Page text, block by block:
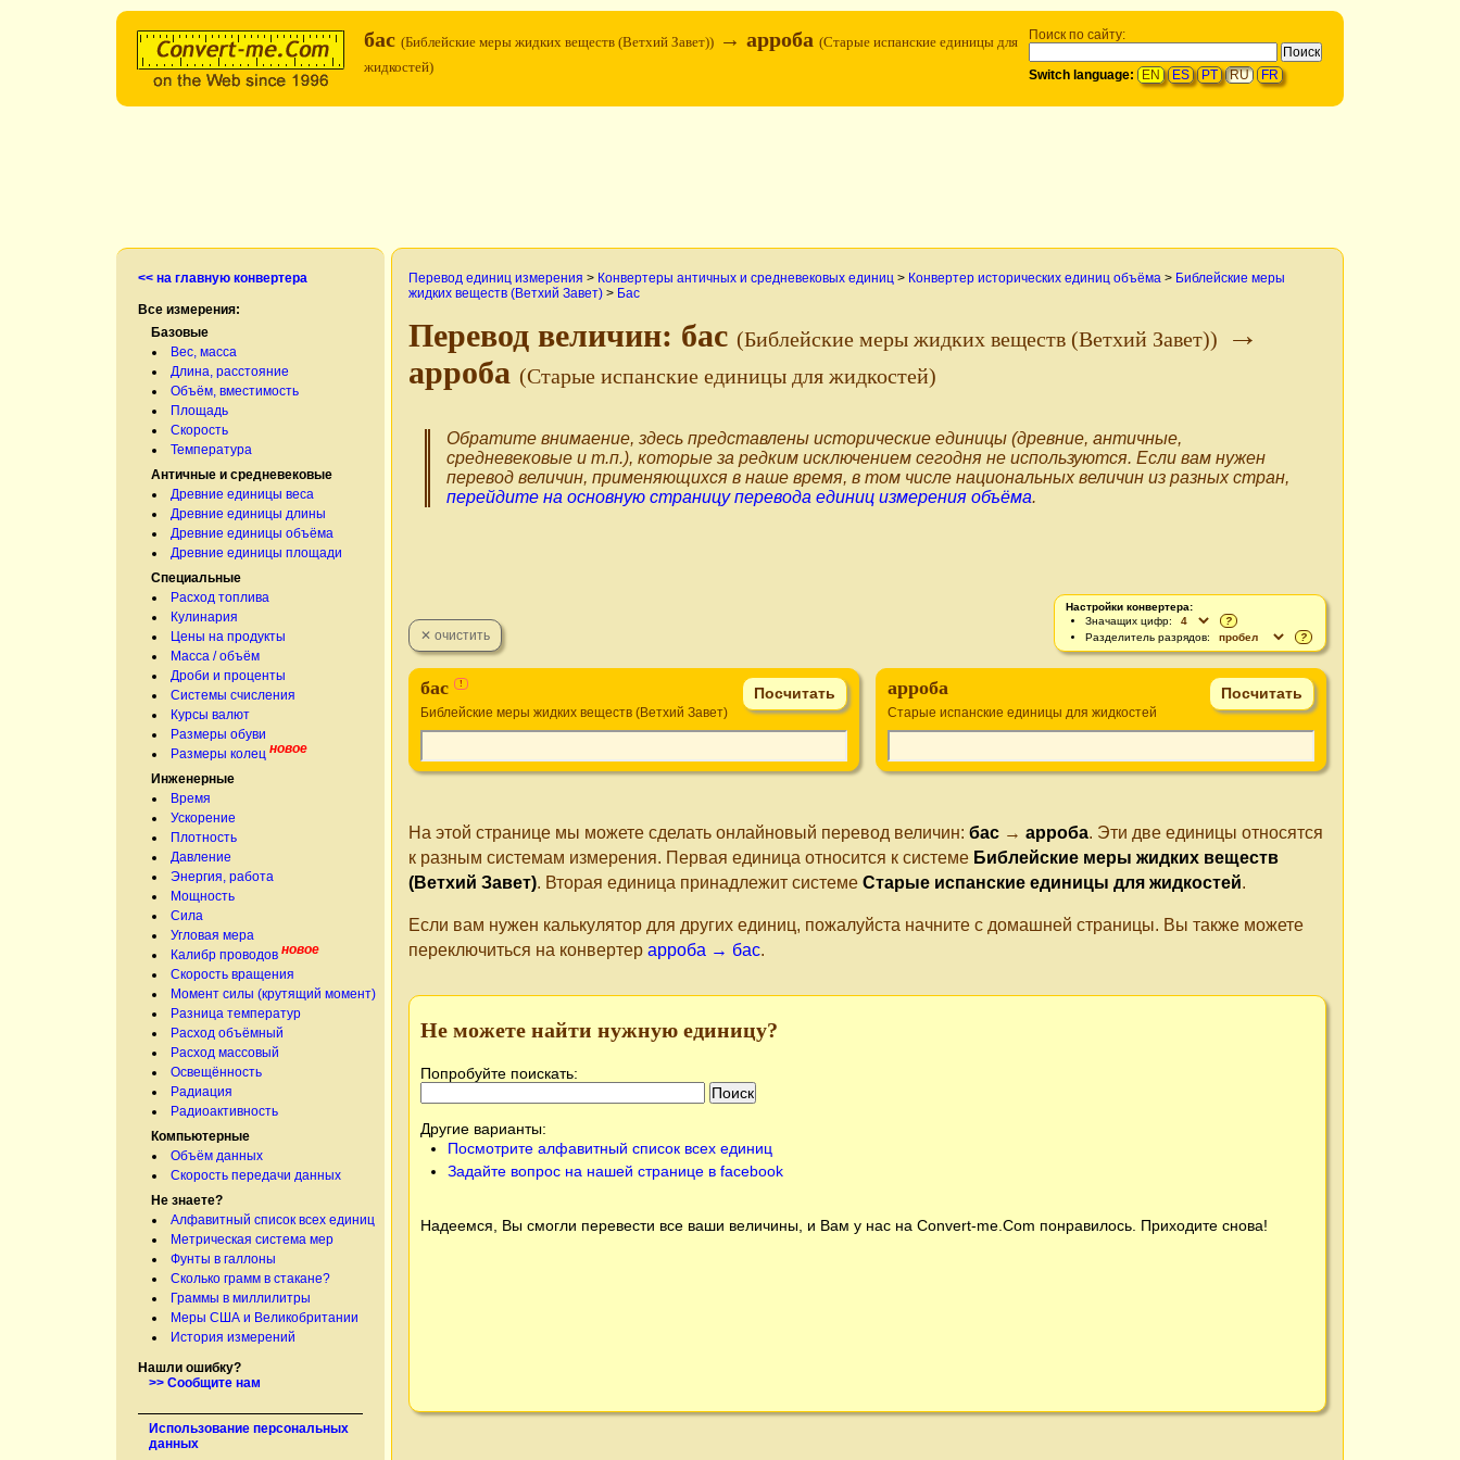
Поиск по сайту:
Switch language: EN ES PT RU FR
бас (Библейские меры жидких веществ (Ветхий Завет)) → арроба (Старые испанские единицы для
жидкостей)
<< на главную конвертера
Все измерения:
Базовые
Вес, масса
Длина, расстояние
Объём, вместимость
Площадь
Скорость
Температура
Античные и средневековые
Древние единицы веса
Древние единицы длины
Древние единицы объёма
Древние единицы площади
Специальные
Расход топлива
Кулинария
Цены на продукты
Масса / объём
Дроби и проценты
Системы счисления
Курсы валют
Размеры обуви
Размеры колец новое
Инженерные
Время
Ускорение
Плотность
Давление
Энергия, работа
Мощность
Сила
Угловая мера
Калибр проводов новое
Скорость вращения
Момент силы (крутящий момент)
Разница температур
Расход объёмный
Расход массовый
Освещённость
Радиация
Радиоактивность
Компьютерные
Объём данных
Скорость передачи данных
Не знаете?
Алфавитный список всех единиц
Метрическая система мер
Фунты в галлоны
Сколько грамм в стакане?
Граммы в миллилитры
Меры США и Великобритании
История измерений
Нашли ошибку?
>> Сообщите нам
Использование персональных
данных
Перевод единиц измерения > Конвертеры античных и средневековых единиц > Конвертер исторических единиц объёма > Библейские меры
жидких веществ (Ветхий Завет) > Бас
Перевод величин: бас (Библейские меры жидких веществ (Ветхий Завет))
→
арроба (Старые испанские единицы для жидкостей)
Обратите внимаение, здесь представлены исторические единицы (древние, античные,
средневековые и т.п.), которые за редким исключением сегодня не используются. Если вам нужен
перевод величин, применяющихся в наше время, в том числе национальных величин из разных стран,
перейдите на основную страницу перевода единиц измерения объёма.
Настройки конвертера:
Значащих цифр:
?
Разделитель разрядов:
?
бас !
Библейские меры жидких веществ (Ветхий Завет)
арроба
Старые испанские единицы для жидкостей
На этой странице мы можете сделать онлайновый перевод величин: бас → арроба. Эти две единицы относятся
к разным системам измерения. Первая единица относится к системе Библейские меры жидких веществ
(Ветхий Завет). Вторая единица принадлежит системе Старые испанские единицы для жидкостей.
Если вам нужен калькулятор для других единиц, пожалуйста начните с домашней страницы. Вы также можете
переключиться на конвертер арроба → бас.
Не можете найти нужную единицу?
Попробуйте поискать:
Другие варианты:
Посмотрите алфавитный список всех единиц
Задайте вопрос на нашей странице в facebook
Надеемся, Вы смогли перевести все ваши величины, и Вам у нас на Convert-me.Com понравилось. Приходите снова!